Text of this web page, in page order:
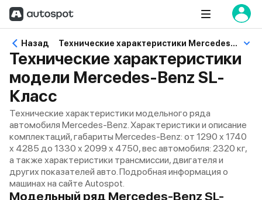
Назад Технические характеристики Mercedes-Benz SL-Класс
Технические характеристики
модели Mercedes-Benz SL-
Класс
Технические характеристики модельного ряда
автомобиля Mercedes-Benz. Характеристики и описание
комплектаций, габариты Mercedes-Benz: от 1290 x 1740
x 4285 до 1330 x 2099 x 4750, вес автомобиля: 2320 кг,
а также характеристики трансмиссии, двигателя и
других показателей авто. Подробная информация о
машинах на сайте Autospot.
Модельный ряд Mercedes-Benz SL-